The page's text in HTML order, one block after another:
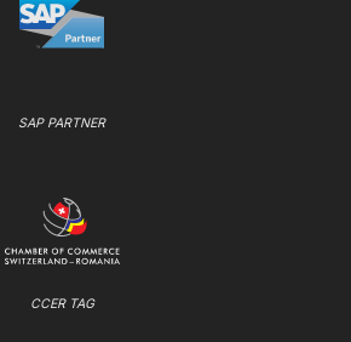
SAP PARTNER
CCER TAG